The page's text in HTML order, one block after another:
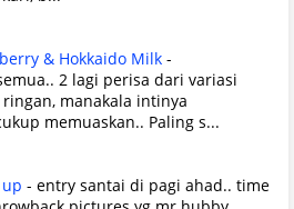
& Hokkaido Milk -
2 lagi perisa dari variasi
manakala intinya
memuaskan.. Paling s...
- entry santai di pagi ahad.. time